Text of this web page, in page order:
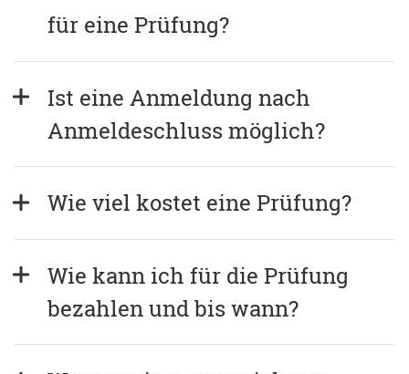
für eine Prüfung?
Ist eine Anmeldung nach
Anmeldeschluss möglich?
Wie viel kostet eine Prüfung?
Wie kann ich für die Prüfung
bezahlen und bis wann?